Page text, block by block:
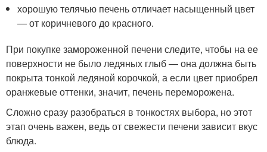
хорошую телячью печень отличает насыщенный цвет
— от коричневого до красного.
При покупке замороженной печени следите, чтобы на ее
поверхности не было ледяных глыб — она должна быть
покрыта тонкой ледяной корочкой, а если цвет приобрел
оранжевые оттенки, значит, печень переморожена.
Сложно сразу разобраться в тонкостях выбора, но этот
этап очень важен, ведь от свежести печени зависит вкус
блюда.